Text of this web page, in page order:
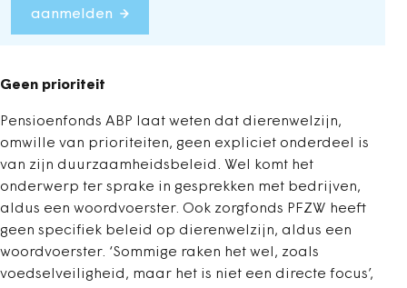
aanmelden
Geen prioriteit
Pensioenfonds ABP laat weten dat dierenwelzijn,
omwille van prioriteiten, geen expliciet onderdeel is
van zijn duurzaamheidsbeleid. Wel komt het
onderwerp ter sprake in gesprekken met bedrijven,
aldus een woordvoerster. Ook zorgfonds PFZW heeft
geen specifiek beleid op dierenwelzijn, aldus een
woordvoerster. ‘Sommige raken het wel, zoals
voedselveiligheid, maar het is niet een directe focus’,